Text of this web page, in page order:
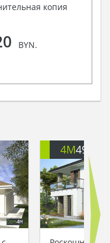
копия
BYN.
4M499